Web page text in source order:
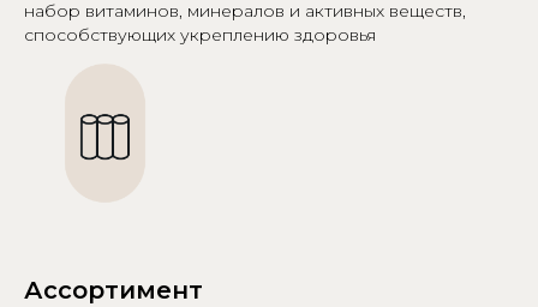
набор витаминов, минералов и активных веществ,
способствующих укреплению здоровья
Ассортимент